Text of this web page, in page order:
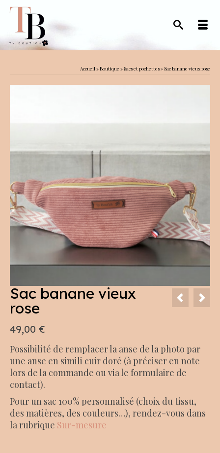
Accueil»Boutique » Sacs et pochettes» Sac banane vieux rose
Sac banane vieux
rose
49,00 €
Possibilité de remplacer la anse de la photo par
une anse en simili cuir doré (à préciser en note
lors de la commande ou via le formulaire de
contact).
Pour un sac 100% personnalisé (choix du tissu,
des matières, des couleurs…), rendez-vous dans
la rubrique Sur-mesure